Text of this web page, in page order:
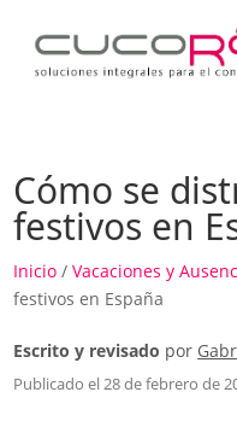
Cómo se
festivos en
Inicio /Vacaciones y
festivos en España
Escrito y revisado por
Publicado el 28 de febrero de